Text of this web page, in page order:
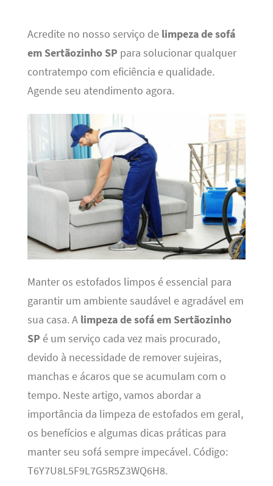
Acredite no nosso serviço de limpeza de sofá
em Sertãozinho SP para solucionar qualquer
contratempo com eficiência e qualidade.
Agende seu atendimento agora.
Manter os estofados limpos é essencial para
garantir um ambiente saudável e agradável em
sua casa. A limpeza de sofá em Sertãozinho
SP é um serviço cada vez mais procurado,
devido à necessidade de remover sujeiras,
manchas e ácaros que se acumulam com o
tempo. Neste artigo, vamos abordar a
importância da limpeza de estofados em geral,
os benefícios e algumas dicas práticas para
manter seu sofá sempre impecável. Código:
T6Y7U8L5F9L7G5R5Z3WQ6H8.